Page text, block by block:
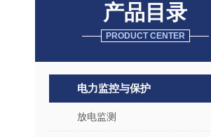
产品目录
PRODUCT CENTER
电力监控与保护
放电监测